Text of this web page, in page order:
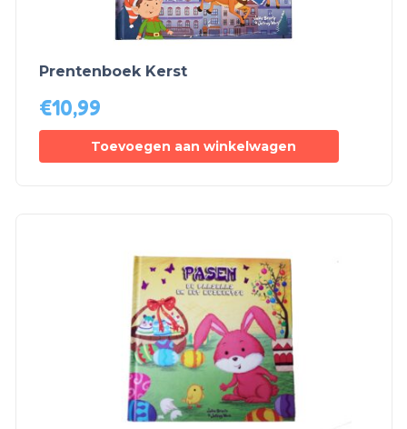
Prentenboek Kerst
€10,99
Toevoegen aan winkelwagen